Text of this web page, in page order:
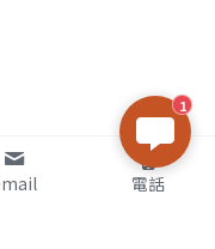
1
電話